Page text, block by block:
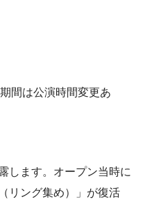
間は公演時間変更あ
します。オープン当時に
リング集め）」が復活